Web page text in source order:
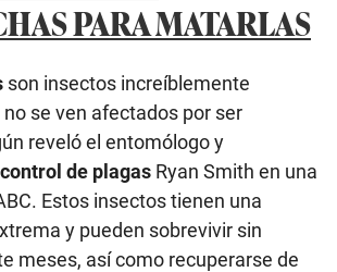
PARA MATARLAS
son insectos increíblemente
se ven afectados por ser
reveló el entomólogo y
control de plagas Ryan Smith en una
Estos insectos tienen una
y pueden sobrevivir sin
meses, así como recuperarse de